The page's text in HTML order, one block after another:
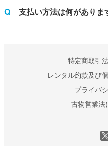
支払い方法は何がありま
特定商取引
レンタル約款及び
プライバ
古物営業法